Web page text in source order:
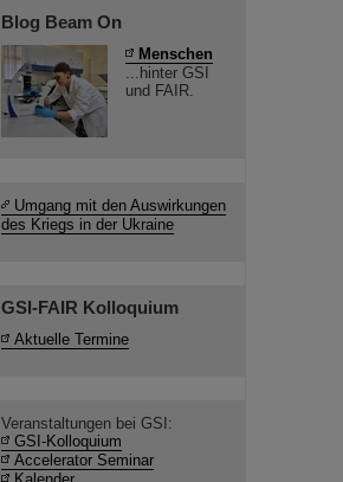
Blog Beam On
Menschen
...hinter GSI
und FAIR.
Umgang mit den Auswirkungen
des Kriegs in der Ukraine
GSI-FAIR Kolloquium
Aktuelle Termine
Veranstaltungen bei GSI:
GSI-Kolloquium
Accelerator Seminar